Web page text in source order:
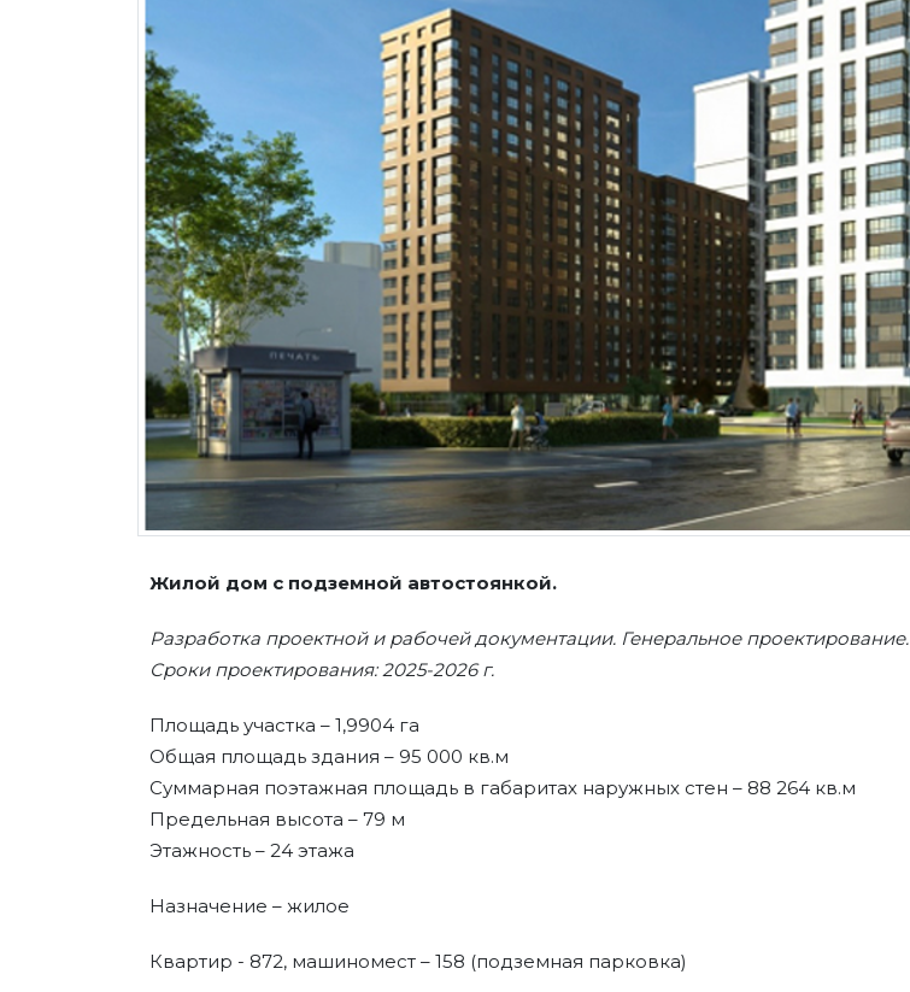
Жилой дом с подземной автостоянкой.
Разработка проектной и рабочей документации. Генеральное проектирование.
Сроки проектирования: 2025-2026 г.
Площадь участка – 1,9904 га
Общая площадь здания – 95 000 кв.м
Суммарная поэтажная площадь в габаритах наружных стен – 88 264 кв.м
Предельная высота – 79 м
Этажность – 24 этажа
Назначение – жилое
Квартир - 872, машиномест – 158 (подземная парковка)